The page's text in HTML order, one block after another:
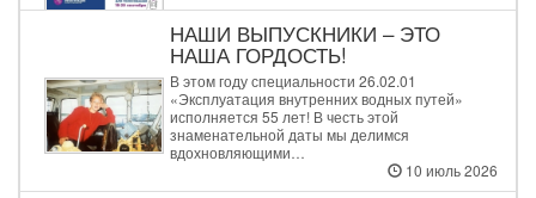
НАШИ ВЫПУСКНИКИ – ЭТО
НАША ГОРДОСТЬ!
В этом году специальности 26.02.01
«Эксплуатация внутренних водных путей»
исполняется 55 лет! В честь этой
знаменательной даты мы делимся
вдохновляющими…
10 июль 2026